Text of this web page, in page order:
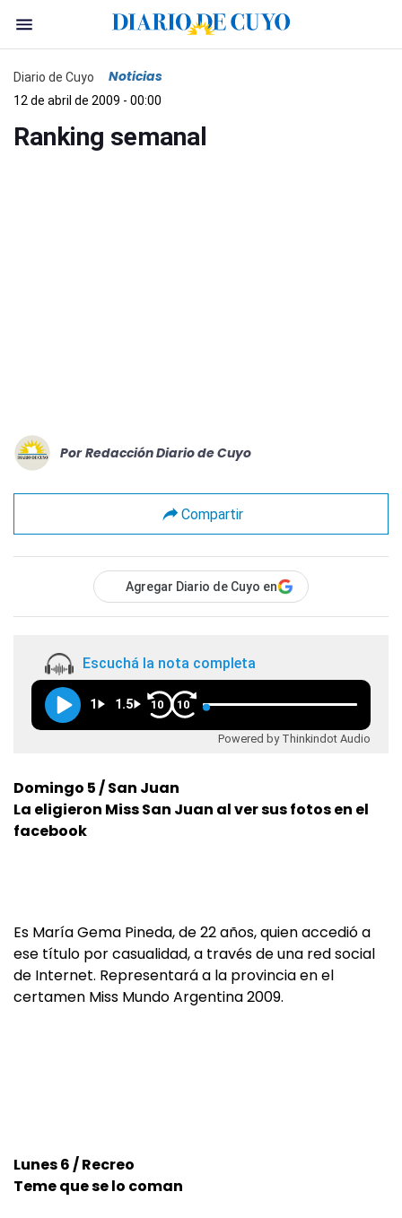
Diario de Cuyo Noticias
12 de abril de 2009 - 00:00
Ranking semanal
Por Redacción Diario de Cuyo
Compartir
Agregar Diario de Cuyo en
Escuchá la nota completa
1 1.5 10 10
Powered by Thinkindot Audio
Domingo 5 / San Juan
La eligieron Miss San Juan al ver sus fotos en el
facebook
Es María Gema Pineda, de 22 años, quien accedió a
ese título por casualidad, a través de una red social
de Internet. Representará a la provincia en el
certamen Miss Mundo Argentina 2009.
Lunes 6 / Recreo
Teme que se lo coman